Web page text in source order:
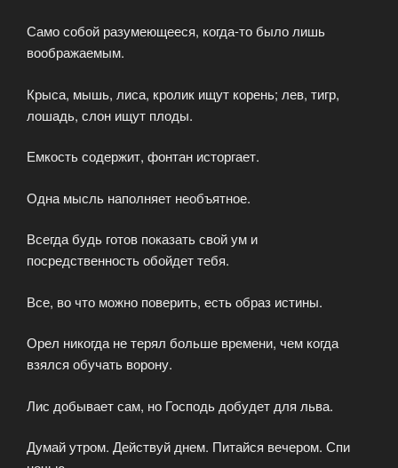
Само собой разумеющееся, когда-то было лишь
воображаемым.
Крыса, мышь, лиса, кролик ищут корень; лев, тигр,
лошадь, слон ищут плоды.
Емкость содержит, фонтан исторгает.
Одна мысль наполняет необъятное.
Всегда будь готов показать свой ум и
посредственность обойдет тебя.
Все, во что можно поверить, есть образ истины.
Орел никогда не терял больше времени, чем когда
взялся обучать ворону.
Лис добывает сам, но Господь добудет для льва.
Думай утром. Действуй днем. Питайся вечером. Спи